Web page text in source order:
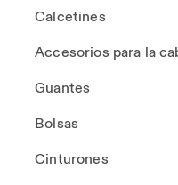
Calcetines
Accesorios para la
Guantes
Bolsas
Cinturones